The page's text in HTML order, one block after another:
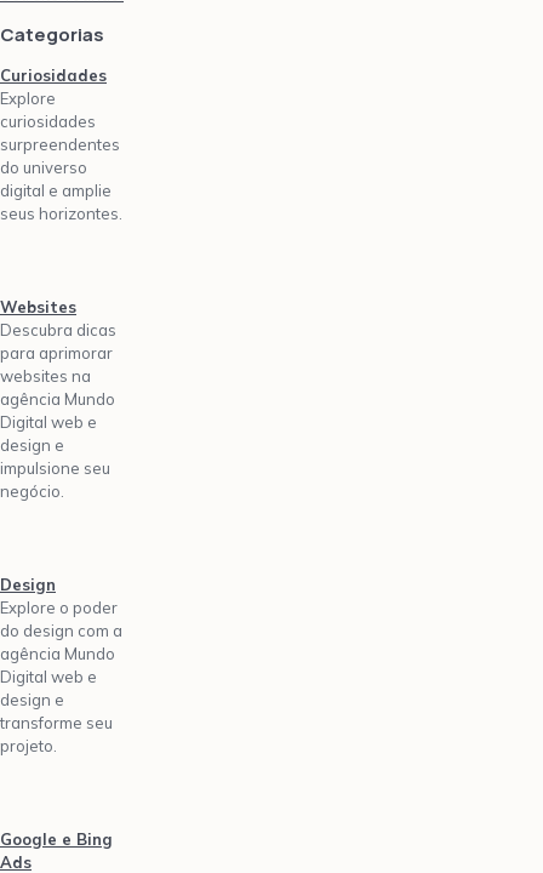
Categorias
Curiosidades
Explore
curiosidades
surpreendentes
do universo
digital e amplie
seus horizontes.
Websites
Descubra dicas
para aprimorar
websites na
agência Mundo
Digital web e
design e
impulsione seu
negócio.
Design
Explore o poder
do design com a
agência Mundo
Digital web e
design e
transforme seu
projeto.
Google e Bing
Ads